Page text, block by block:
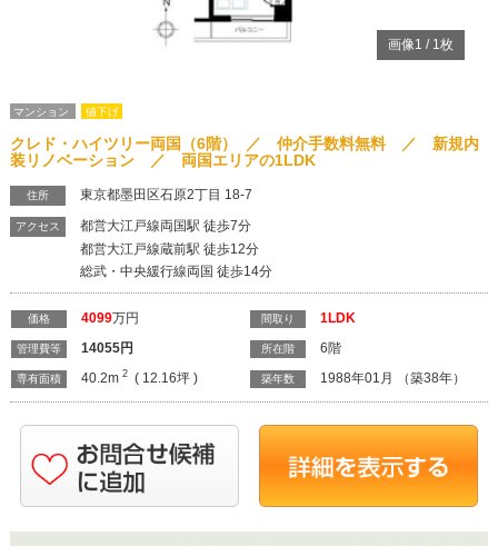
画像1 / 1枚
マンション 値下げ
クレド・ハイツリー両国（6階） ／ 仲介手数料無料 ／ 新規内
装リノベーション ／ 両国エリアの1LDK
住所 東京都墨田区石原2丁目 18-7
アクセス
都営大江戸線両国駅 徒歩7分
都営大江戸線蔵前駅 徒歩12分
総武・中央緩行線両国 徒歩14分
価格 4099万円
管理費等 14055円
専有面積 40.2m2 ( 12.16坪 )
間取り 1LDK
所在階 6階
築年数 1988年01月 （築38年）